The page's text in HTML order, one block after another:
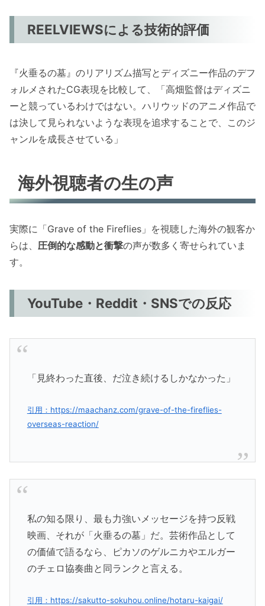
REELVIEWSによる技術的評価
『火垂るの墓』のリアリズム描写とディズニー作品のデフ
ォルメされたCG表現を比較して、「高畑監督はディズニ
ーと競っているわけではない。ハリウッドのアニメ作品で
は決して見られないような表現を追求することで、このジ
ャンルを成長させている」
海外視聴者の生の声
実際に「Grave of the Fireflies」を視聴した海外の観客か
らは、 圧倒的な感動と衝撃の声が数多く寄せられていま
す。
YouTube・Reddit・SNSでの反応
「見終わった直後、だ泣き続けるしかなかった」
引用：https://maachanz.com/grave-of-the-fireflies-
overseas-reaction/
私の知る限り、最も力強いメッセージを持つ反戦
映画、それが「火垂るの墓」だ。芸術作品として
の価値で語るなら、ピカソのゲルニカやエルガー
のチェロ協奏曲と同ランクと言える。
引用：https://sakutto-sokuhou.online/hotaru-kaigai/